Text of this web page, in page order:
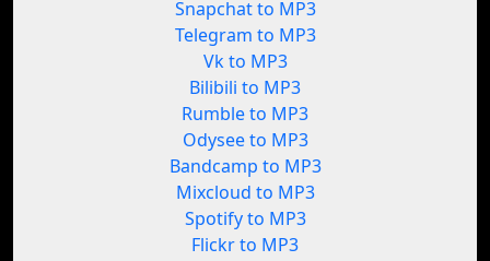
Snapchat to MP3
Telegram to MP3
Vk to MP3
Bilibili to MP3
Rumble to MP3
Odysee to MP3
Bandcamp to MP3
Mixcloud to MP3
Spotify to MP3
Flickr to MP3